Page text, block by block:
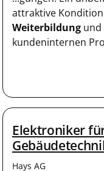
attraktive
Weiterbildung und
kundeninternen
Elektroniker
Hays AG